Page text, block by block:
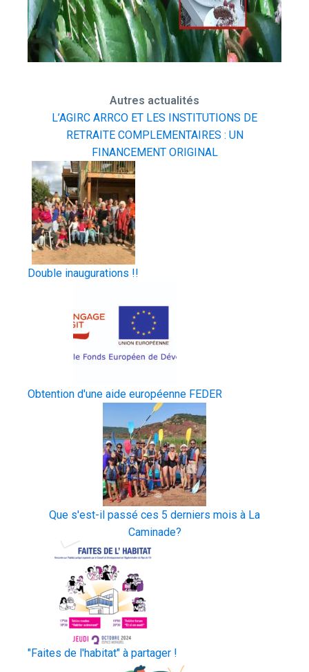
Autres actualités
L’AGIRC ARRCO ET LES INSTITUTIONS DE
RETRAITE COMPLEMENTAIRES : UN
FINANCEMENT ORIGINAL
Double inaugurations !!
Obtention d'une aide européenne FEDER
Que s'est-il passé ces 5 derniers mois à La
Caminade?
"Faites de l'habitat" à partager !